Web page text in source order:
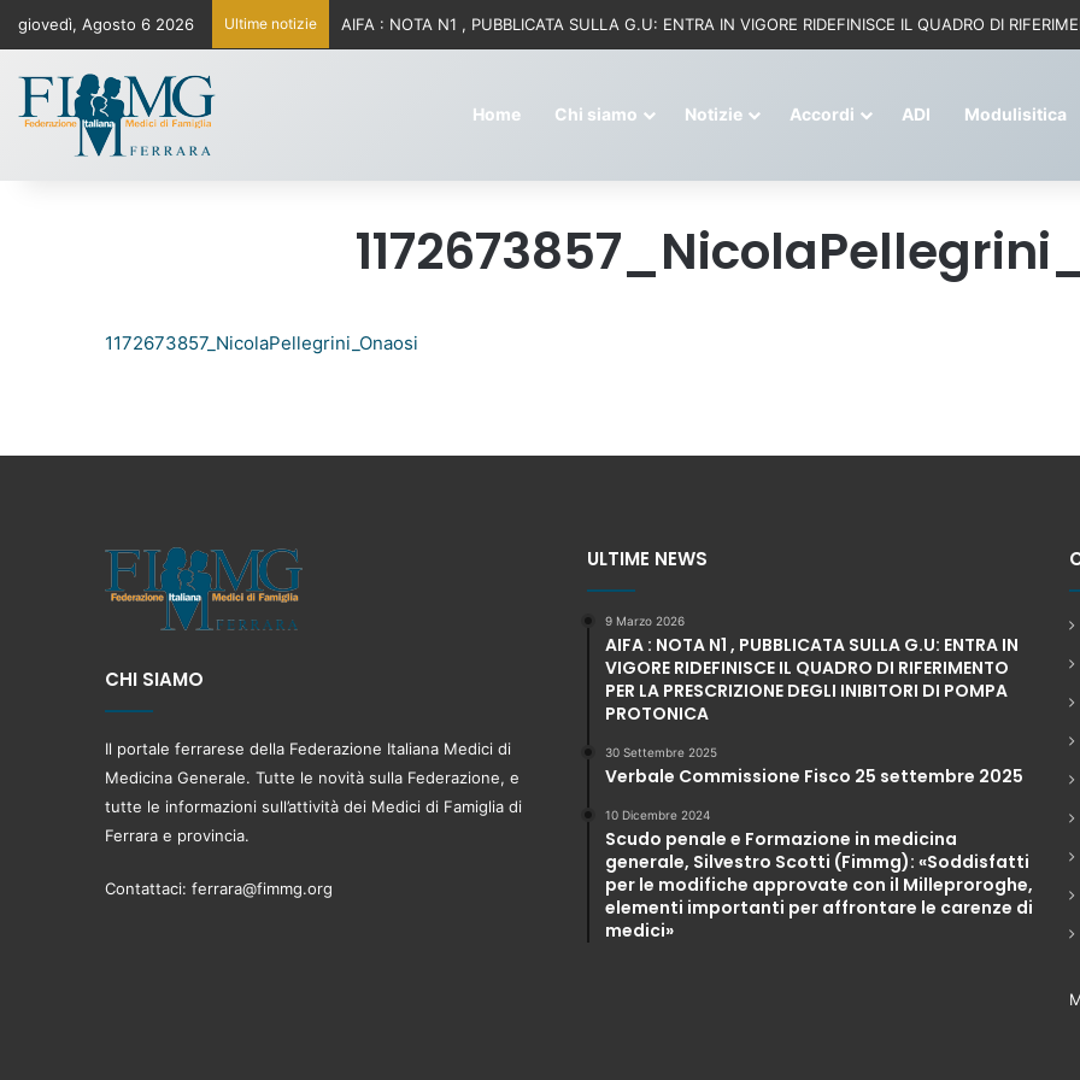
giovedì, Agosto 6 2026 Ultime notizie
Home Chi siamo Notizie Accordi ADI Modulisitica
1172673857_NicolaPellegrini_Onaosi
CHI SIAMO
Il portale ferrarese della Federazione Italiana Medici di
Medicina Generale. Tutte le novità sulla Federazione, e
tutte le informazioni sull’attività dei Medici di Famiglia di
Ferrara e provincia.
Contattaci: ferrara@fimmg.org
ULTIME NEWS
9 Marzo 2026
AIFA : NOTA N1 , PUBBLICATA SULLA G.U: ENTRA IN
VIGORE RIDEFINISCE IL QUADRO DI RIFERIMENTO
PER LA PRESCRIZIONE DEGLI INIBITORI DI POMPA
PROTONICA
30 Settembre 2025
Verbale Commissione Fisco 25 settembre 2025
10 Dicembre 2024
Scudo penale e Formazione in medicina
generale, Silvestro Scotti (Fimmg): «Soddisfatti
per le modifiche approvate con il Milleproroghe,
elementi importanti per affrontare le carenze di
medici»